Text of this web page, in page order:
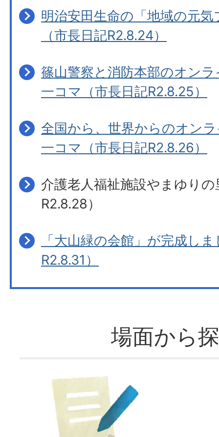
明治安田生命の「地域の元
（市長日記R2.8.24）
篠山警察と消防本部のオン
一コマ（市長日記R2.8.25）
全国から、世界からのオン
一コマ（市長日記R2.8.26）
介護老人福祉施設やまゆり
R2.8.28）
「大山緑の会館」が完成し
R2.8.31）
場面から